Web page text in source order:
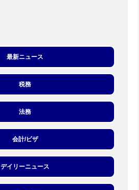
最新ニュース
税務
法務
会計/ビザ
デイリーニュース